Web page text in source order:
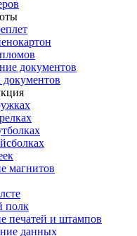
документов
магнитов
полк
печатей и штампов
данных